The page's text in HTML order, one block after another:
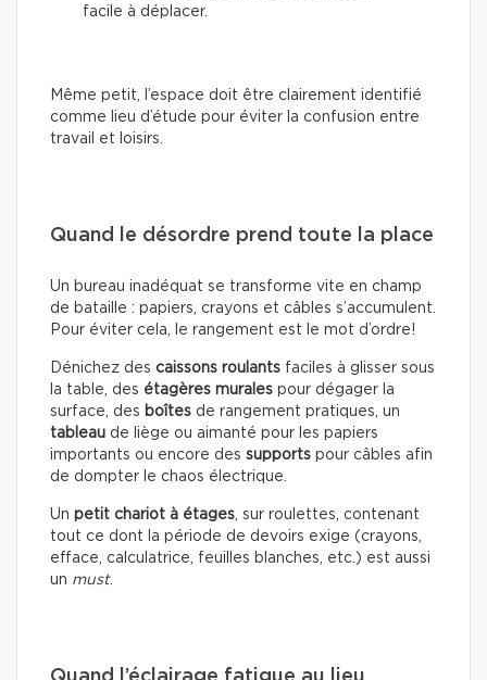
facile à déplacer.
Même petit, l’espace doit être clairement identifié
comme lieu d’étude pour éviter la confusion entre
travail et loisirs.
Quand le désordre prend toute la place
Un bureau inadéquat se transforme vite en champ
de bataille : papiers, crayons et câbles s’accumulent.
Pour éviter cela, le rangement est le mot d’ordre!
Dénichez des caissons roulants faciles à glisser sous
la table, des étagères murales pour dégager la
surface, des boîtes de rangement pratiques, un
tableau de liège ou aimanté pour les papiers
importants ou encore des supports pour câbles afin
de dompter le chaos électrique.
Un petit chariot à étages, sur roulettes, contenant
tout ce dont la période de devoirs exige (crayons,
efface, calculatrice, feuilles blanches, etc.) est aussi
un must.